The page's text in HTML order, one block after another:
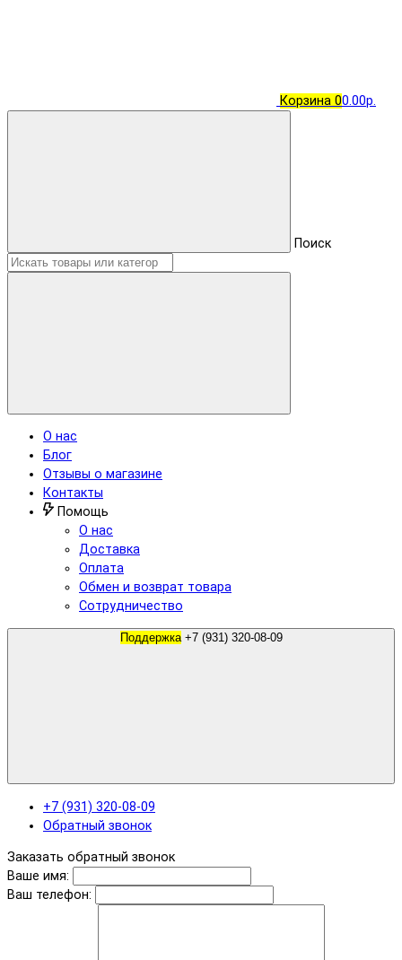
Корзина 00.00р.
Поиск
О нас
Блог
Отзывы о магазине
Контакты
Помощь
О нас
Доставка
Оплата
Обмен и возврат товара
Сотрудничество
Поддержка +7 (931) 320-08-09
+7 (931) 320-08-09
Обратный звонок
Заказать обратный звонок
Ваше имя:
Ваш телефон: